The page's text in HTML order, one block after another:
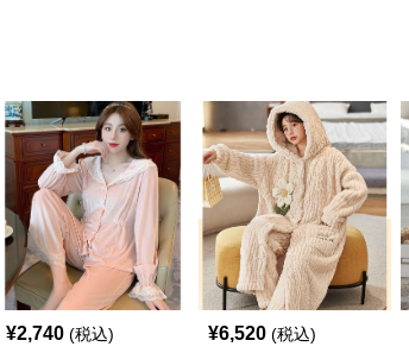
¥2,740 (税込) ¥6,520 (税込)